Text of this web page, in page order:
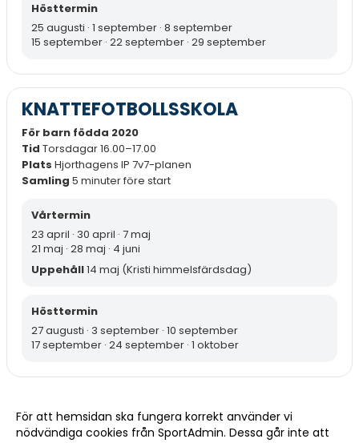
Hösttermin
25 augusti · 1 september · 8 september
15 september · 22 september · 29 september
KNATTEFOTBOLLSSKOLA
För barn födda 2020
Tid Torsdagar 16.00–17.00
Plats Hjorthagens IP 7v7-planen
Samling 5 minuter före start
Vårtermin
23 april · 30 april · 7 maj
21 maj · 28 maj · 4 juni
Uppehåll14 maj (Kristi himmelsfärdsdag)
Hösttermin
27 augusti · 3 september · 10 september
17 september · 24 september · 1 oktober
KONTAKT
För att hemsidan ska fungera korrekt använder vi
nödvändiga cookies från SportAdmin. Dessa går inte att